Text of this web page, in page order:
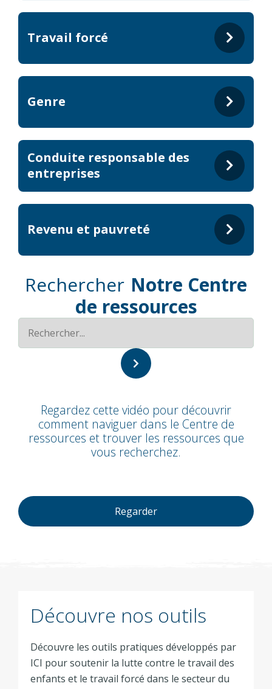
Travail forcé
Genre
Conduite responsable des
entreprises
Revenu et pauvreté
Rechercher Notre Centre
de ressources
Regardez cette vidéo pour découvrir
comment naviguer dans le Centre de
ressources et trouver les ressources que
vous recherchez.
Regarder
Découvre nos outils
Découvre les outils pratiques développés par
ICI pour soutenir la lutte contre le travail des
enfants et le travail forcé dans le secteur du